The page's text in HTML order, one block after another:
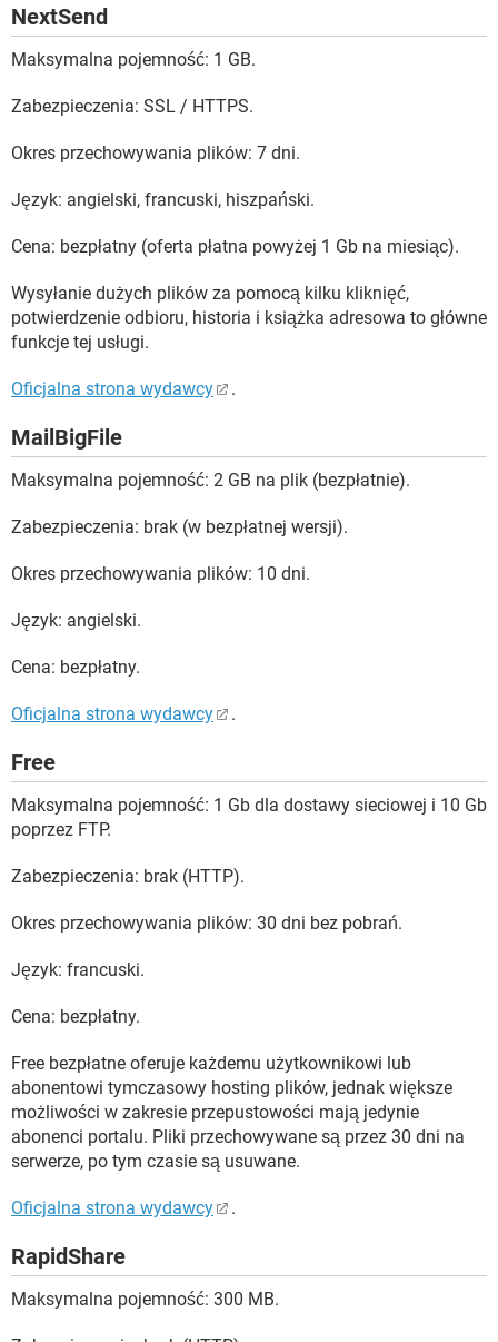
NextSend
Maksymalna pojemność: 1 GB.
Zabezpieczenia: SSL / HTTPS.
Okres przechowywania plików: 7 dni.
Język: angielski, francuski, hiszpański.
Cena: bezpłatny (oferta płatna powyżej 1 Gb na miesiąc).
Wysyłanie dużych plików za pomocą kilku kliknięć,
potwierdzenie odbioru, historia i książka adresowa to główne
funkcje tej usługi.
Oficjalna strona wydawcy .
MailBigFile
Maksymalna pojemność: 2 GB na plik (bezpłatnie).
Zabezpieczenia: brak (w bezpłatnej wersji).
Okres przechowywania plików: 10 dni.
Język: angielski.
Cena: bezpłatny.
Oficjalna strona wydawcy .
Free
Maksymalna pojemność: 1 Gb dla dostawy sieciowej i 10 Gb
poprzez FTP.
Zabezpieczenia: brak (HTTP).
Okres przechowywania plików: 30 dni bez pobrań.
Język: francuski.
Cena: bezpłatny.
Free bezpłatne oferuje każdemu użytkownikowi lub
abonentowi tymczasowy hosting plików, jednak większe
możliwości w zakresie przepustowości mają jedynie
abonenci portalu. Pliki przechowywane są przez 30 dni na
serwerze, po tym czasie są usuwane.
Oficjalna strona wydawcy .
RapidShare
Maksymalna pojemność: 300 MB.